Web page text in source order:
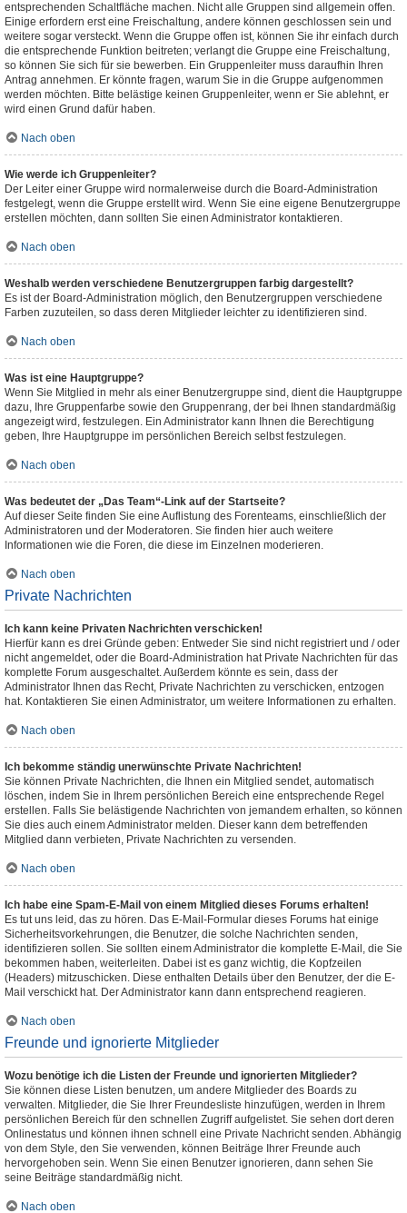
entsprechenden Schaltfläche machen. Nicht alle Gruppen sind allgemein offen.
Einige erfordern erst eine Freischaltung, andere können geschlossen sein und
weitere sogar versteckt. Wenn die Gruppe offen ist, können Sie ihr einfach durch
die entsprechende Funktion beitreten; verlangt die Gruppe eine Freischaltung,
so können Sie sich für sie bewerben. Ein Gruppenleiter muss daraufhin Ihren
Antrag annehmen. Er könnte fragen, warum Sie in die Gruppe aufgenommen
werden möchten. Bitte belästige keinen Gruppenleiter, wenn er Sie ablehnt, er
wird einen Grund dafür haben.
Nach oben
Wie werde ich Gruppenleiter?
Der Leiter einer Gruppe wird normalerweise durch die Board-Administration
festgelegt, wenn die Gruppe erstellt wird. Wenn Sie eine eigene Benutzergruppe
erstellen möchten, dann sollten Sie einen Administrator kontaktieren.
Nach oben
Weshalb werden verschiedene Benutzergruppen farbig dargestellt?
Es ist der Board-Administration möglich, den Benutzergruppen verschiedene
Farben zuzuteilen, so dass deren Mitglieder leichter zu identifizieren sind.
Nach oben
Was ist eine Hauptgruppe?
Wenn Sie Mitglied in mehr als einer Benutzergruppe sind, dient die Hauptgruppe
dazu, Ihre Gruppenfarbe sowie den Gruppenrang, der bei Ihnen standardmäßig
angezeigt wird, festzulegen. Ein Administrator kann Ihnen die Berechtigung
geben, Ihre Hauptgruppe im persönlichen Bereich selbst festzulegen.
Nach oben
Was bedeutet der „Das Team“-Link auf der Startseite?
Auf dieser Seite finden Sie eine Auflistung des Forenteams, einschließlich der
Administratoren und der Moderatoren. Sie finden hier auch weitere
Informationen wie die Foren, die diese im Einzelnen moderieren.
Nach oben
Private Nachrichten
Ich kann keine Privaten Nachrichten verschicken!
Hierfür kann es drei Gründe geben: Entweder Sie sind nicht registriert und / oder
nicht angemeldet, oder die Board-Administration hat Private Nachrichten für das
komplette Forum ausgeschaltet. Außerdem könnte es sein, dass der
Administrator Ihnen das Recht, Private Nachrichten zu verschicken, entzogen
hat. Kontaktieren Sie einen Administrator, um weitere Informationen zu erhalten.
Nach oben
Ich bekomme ständig unerwünschte Private Nachrichten!
Sie können Private Nachrichten, die Ihnen ein Mitglied sendet, automatisch
löschen, indem Sie in Ihrem persönlichen Bereich eine entsprechende Regel
erstellen. Falls Sie belästigende Nachrichten von jemandem erhalten, so können
Sie dies auch einem Administrator melden. Dieser kann dem betreffenden
Mitglied dann verbieten, Private Nachrichten zu versenden.
Nach oben
Ich habe eine Spam-E-Mail von einem Mitglied dieses Forums erhalten!
Es tut uns leid, das zu hören. Das E-Mail-Formular dieses Forums hat einige
Sicherheitsvorkehrungen, die Benutzer, die solche Nachrichten senden,
identifizieren sollen. Sie sollten einem Administrator die komplette E-Mail, die Sie
bekommen haben, weiterleiten. Dabei ist es ganz wichtig, die Kopfzeilen
(Headers) mitzuschicken. Diese enthalten Details über den Benutzer, der die E-
Mail verschickt hat. Der Administrator kann dann entsprechend reagieren.
Nach oben
Freunde und ignorierte Mitglieder
Wozu benötige ich die Listen der Freunde und ignorierten Mitglieder?
Sie können diese Listen benutzen, um andere Mitglieder des Boards zu
verwalten. Mitglieder, die Sie Ihrer Freundesliste hinzufügen, werden in Ihrem
persönlichen Bereich für den schnellen Zugriff aufgelistet. Sie sehen dort deren
Onlinestatus und können ihnen schnell eine Private Nachricht senden. Abhängig
von dem Style, den Sie verwenden, können Beiträge Ihrer Freunde auch
hervorgehoben sein. Wenn Sie einen Benutzer ignorieren, dann sehen Sie
seine Beiträge standardmäßig nicht.
Nach oben